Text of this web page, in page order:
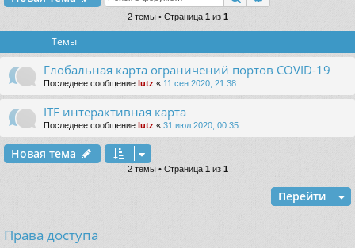
2 темы • Страница 1из 1
Темы
Глобальная карта ограничений портов COVID-19
Последнее сообщение lutz « 11 сен 2020, 21:38
ITF интерактивная карта
Последнее сообщение lutz « 31 июл 2020, 00:35
Новая тема
2 темы • Страница 1из 1
Перейти
Права доступа